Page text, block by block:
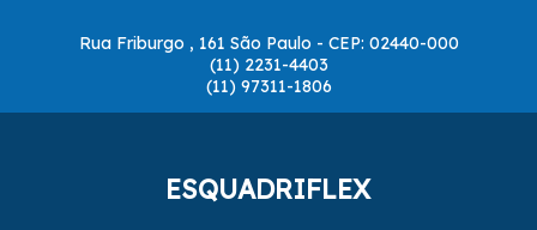
Rua Friburgo , 161 São Paulo - CEP: 02440-000
(11) 2231-4403
(11) 97311-1806
ESQUADRIFLEX